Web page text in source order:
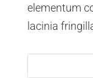
elementum
lacinia